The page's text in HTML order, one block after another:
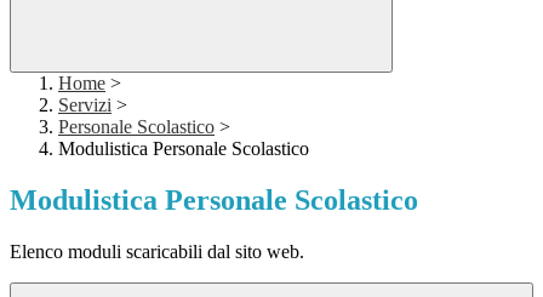
Home >
Servizi >
Personale Scolastico >
Modulistica Personale Scolastico
Modulistica Personale Scolastico
Elenco moduli scaricabili dal sito web.